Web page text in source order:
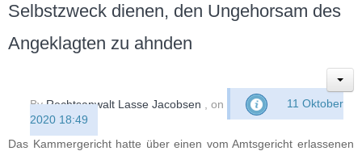
Selbstzweck dienen, den Ungehorsam des
Angeklagten zu ahnden
ByRechtsanwalt Lasse Jacobsen , on
11 Oktober
2020 18:49
Das Kammergericht hatte über einen vom Amtsgericht erlassenen